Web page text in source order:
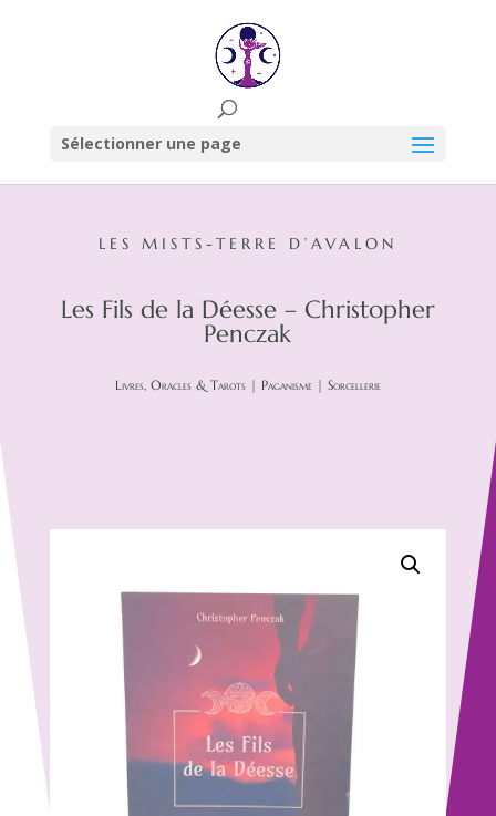
Sélectionner une page
LES MISTS-TERRE D’AVALON
Les Fils de la Déesse – Christopher
Penczak
Livres, Oracles & Tarots| Paganisme| Sorcellerie